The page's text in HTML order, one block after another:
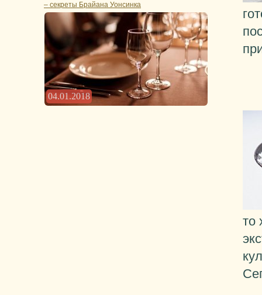
– секреты Брайана Уонсинка
04.01.2018
то